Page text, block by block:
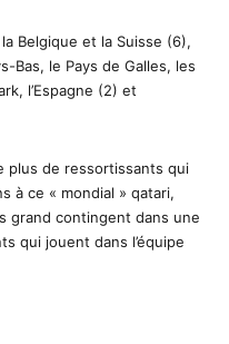
Belgique et la Suisse (6),
Bas, le Pays de Galles, les
l’Espagne (2) et
plus de ressortissants qui
à ce « mondial » qatari,
grand contingent dans une
qui jouent dans l’équipe